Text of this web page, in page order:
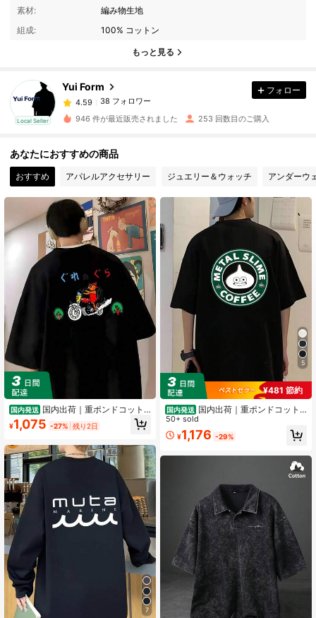
素材:
編み物生地
組成:
100% コットン
もっと見る
Local Seller
Yui Form
38 フォロワー
4.59
38 フォロワー
d***e
は1日前に購入しました
4.59 38 フォロワー
4.59 38 フォロワー
38 フォロワー
4.59 38 フォロワー
38 フォロワー
4.59 38 フォロワー
フォロー
946 件が最近販売されました 253 回数目のご購入
あなたにおすすめの商品
おすすめ アパレルアクセサリー ジュエリー＆ウォッチ アンダーウ
国内発送 国内出荷｜重ポンドコット
ン200 gメンズ春夏カジュアルプリ
ント半袖Tシャツ
¥1,075 -27% 残り2日
7
5
¥481 節約
国内発送 国内出荷｜重ポンドコット
ン200 gメンズ春夏カジュアルプリ
ント半袖Tシャツ
50+ sold
¥1,176 -29%